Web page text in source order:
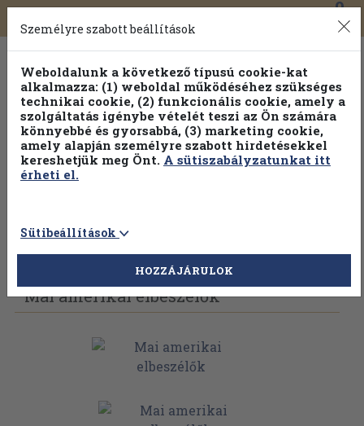
Toggle
navigation
0
Válogasson több mint 1.000.000 kiadványunk közül
100% kedvezménnyel!
Vissza az előző oldalra Válasszon példányt
Mai amerikai elbeszélők
Személyre szabott beállítások
Weboldalunk a következő típusú cookie-kat
alkalmazza: (1) weboldal működéséhez szükséges
technikai cookie, (2) funkcionális cookie, amely a
szolgáltatás igénybe vételét teszi az Ön számára
könnyebbé és gyorsabbá, (3) marketing cookie,
amely alapján személyre szabott hirdetésekkel
kereshetjük meg Önt. A sütiszabályzatunkat itt
érheti el.
Sütibeállítások
HOZZÁJÁRULOK